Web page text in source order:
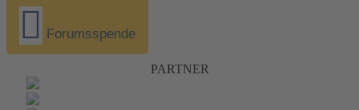
Forumsspende
PARTNER